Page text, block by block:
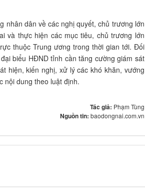
nhân dân về các nghị quyết, chủ trương lớn
và thực hiện các mục tiêu, chủ trương lớn
thuộc Trung ương trong thời gian tới. Đối
biểu HĐND tỉnh cần tăng cường giám sát
hiện, kiến nghị, xử lý các khó khăn, vướng
nội dung theo luật định.
Tác giả: Phạm Tùng
Nguồn tin: baodongnai.com.vn